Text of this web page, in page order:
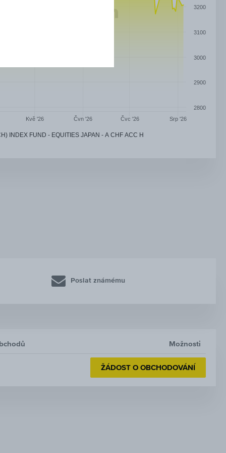
INDEX FUND - EQUITIES JAPAN - A CHF ACC H
Kvě '26 Čvn '26 Čvc '26 Srp '26
2800
2900
3000
3100
3200
Poslat známému
Možnosti
ŽÁDOST O OBCHODOVÁNÍ